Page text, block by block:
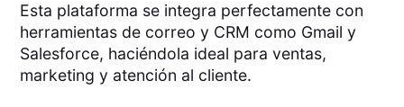
Esta plataforma se integra perfectamente con
herramientas de correo y CRM como Gmail y
Salesforce, haciéndola ideal para ventas,
marketing y atención al cliente.